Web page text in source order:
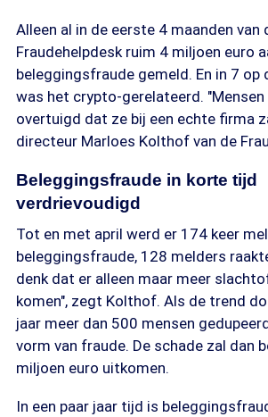
Alleen al in de eerste 4 maanden van
Fraudehelpdesk ruim 4 miljoen euro
beleggingsfraude gemeld. En in 7 op
was het crypto-gerelateerd. "Mensen
overtuigd dat ze bij een echte firma
directeur Marloes Kolthof van de
Beleggingsfraude in korte tijd
verdrievoudigd
Tot en met april werd er 174 keer
beleggingsfraude, 128 melders
denk dat er alleen maar meer
komen", zegt Kolthof. Als de trend
jaar meer dan 500 mensen
vorm van fraude. De schade zal dan
miljoen euro uitkomen.
In een paar jaar tijd is